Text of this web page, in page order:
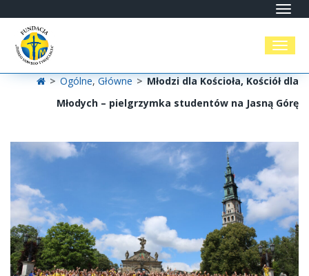
> Ogólne,Główne > Młodzi dla Kościoła, Kościół dla
Młodych – pielgrzymka studentów na Jasną Górę